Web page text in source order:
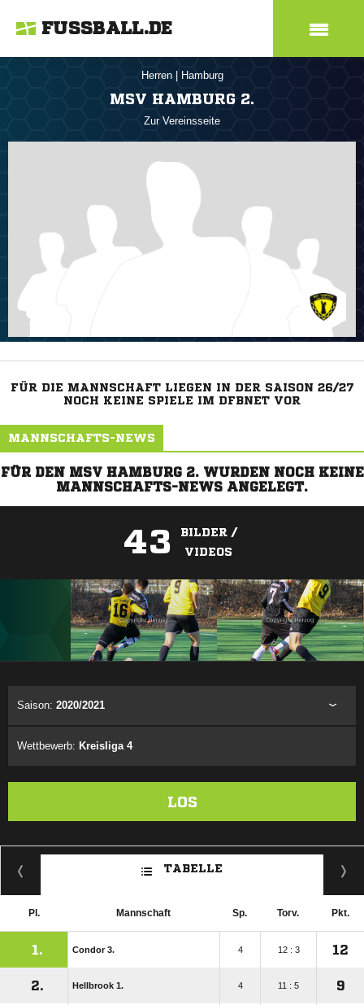
FUSSBALL.DE
Herren Hamburg
MSV HAMBURG 2.
Zur Vereinsseite
FÜR DIE MANNSCHAFT LIEGEN IN DER SAISON 26/27
NOCH KEINE SPIELE IM DFBNET VOR
MANNSCHAFTS-NEWS
FÜR DEN MSV HAMBURG 2. WURDEN NOCH KEINE
MANNSCHAFTS-NEWS ANGELEGT.
43
BILDER /
VIDEOS
Saison: 2020/2021
Wettbewerb: Kreisliga 4
LOS
TABELLE
Pl. Mannschaft Sp. Torv. Pkt.
1. Condor 3. 4 12 : 3 12
2. Hellbrook 1. 4 11 : 5 9